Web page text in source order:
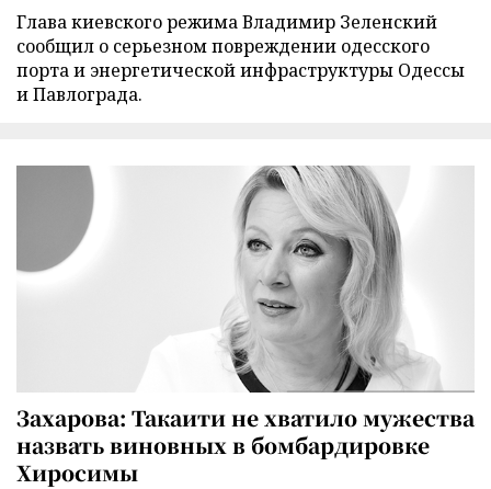
Глава киевского режима Владимир Зеленский
сообщил о серьезном повреждении одесского
порта и энергетической инфраструктуры Одессы
и Павлограда.
Захарова: Такаити не хватило мужества
назвать виновных в бомбардировке
Хиросимы